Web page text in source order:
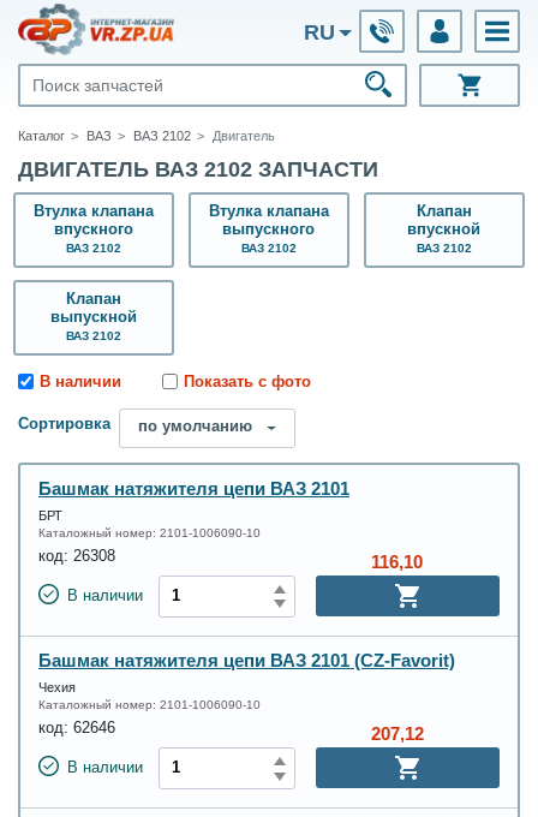
RU
Каталог ВАЗ ВАЗ 2102 Двигатель
ДВИГАТЕЛЬ ВАЗ 2102 ЗАПЧАСТИ
Втулка клапана
впускного
ВАЗ 2102
Втулка клапана
выпускного
ВАЗ 2102
Клапан
впускной
ВАЗ 2102
Клапан
выпускной
ВАЗ 2102
В наличии Показать с фото
Сортировка по умолчанию
Башмак натяжителя цепи ВАЗ 2101
БРТ
Каталожный номер: 2101-1006090-10
код: 26308
В наличии
116,10
Башмак натяжителя цепи ВАЗ 2101 (CZ-Favorit)
Чехия
Каталожный номер: 2101-1006090-10
код: 62646
В наличии
207,12